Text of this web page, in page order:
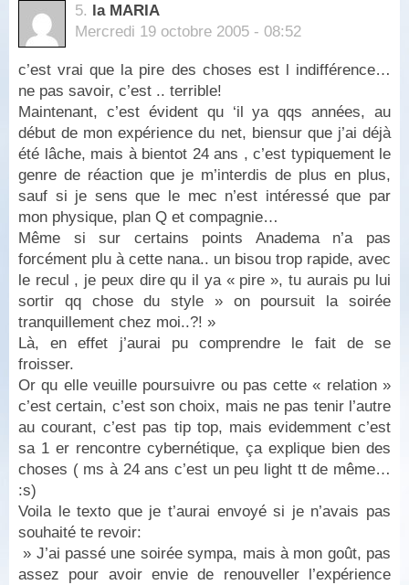
5. la MARIA
Mercredi 19 octobre 2005 - 08:52
c’est vrai que la pire des choses est l indifférence…
ne pas savoir, c’est .. terrible!
Maintenant, c’est évident qu ‘il ya qqs années, au
début de mon expérience du net, biensur que j’ai déjà
été lâche, mais à bientot 24 ans , c’est typiquement le
genre de réaction que je m’interdis de plus en plus,
sauf si je sens que le mec n’est intéressé que par
mon physique, plan Q et compagnie…
Même si sur certains points Anadema n’a pas
forcément plu à cette nana.. un bisou trop rapide, avec
le recul , je peux dire qu il ya « pire », tu aurais pu lui
sortir qq chose du style » on poursuit la soirée
tranquillement chez moi..?! »
Là, en effet j’aurai pu comprendre le fait de se
froisser.
Or qu elle veuille poursuivre ou pas cette « relation »
c’est certain, c’est son choix, mais ne pas tenir l’autre
au courant, c’est pas tip top, mais evidemment c’est
sa 1 er rencontre cybernétique, ça explique bien des
choses ( ms à 24 ans c’est un peu light tt de même…
:s)
Voila le texto que je t’aurai envoyé si je n’avais pas
souhaité te revoir:
» J’ai passé une soirée sympa, mais à mon goût, pas
assez pour avoir envie de renouveller l’expérience